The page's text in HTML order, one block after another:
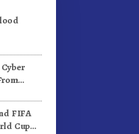
Dengan
WEST Karo
FIFA
Cup